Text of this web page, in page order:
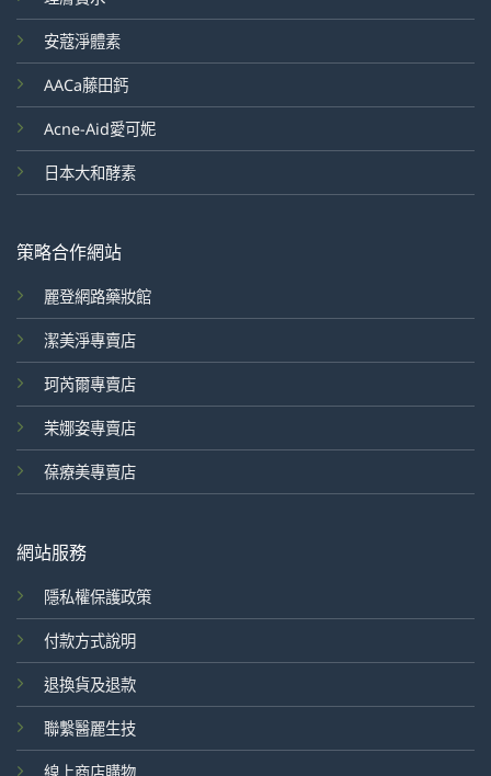
安蔻淨體素
AACa藤田鈣
Acne-Aid愛可妮
日本大和酵素
策略合作網站
麗登網路藥妝館
潔美淨專賣店
珂芮爾專賣店
茉娜姿專賣店
葆療美專賣店
網站服務
隱私權保護政策
付款方式說明
退換貨及退款
聯繫醫麗生技